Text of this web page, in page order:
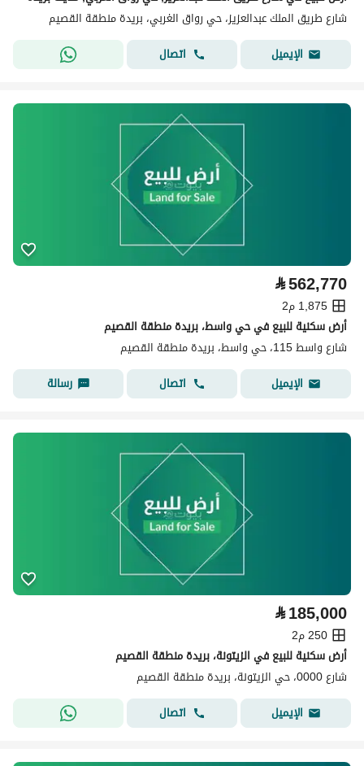
شارع طريق الملك عبدالعزيز، حي رواق الغربي، بريدة منطقة القصيم
الإيميل
اتصال
⃁562,770
1,875 م2
أرض سكنية للبيع في حي واسط، بريدة منطقة القصيم
شارع واسط 115، حي واسط، بريدة منطقة القصيم
الإيميل
اتصال رسالة
⃁185,000
250 م2
أرض سكنية للبيع في الزيتونة، بريدة منطقة القصيم
شارع 0000، حي الزيتونة، بريدة منطقة القصيم
الإيميل
اتصال